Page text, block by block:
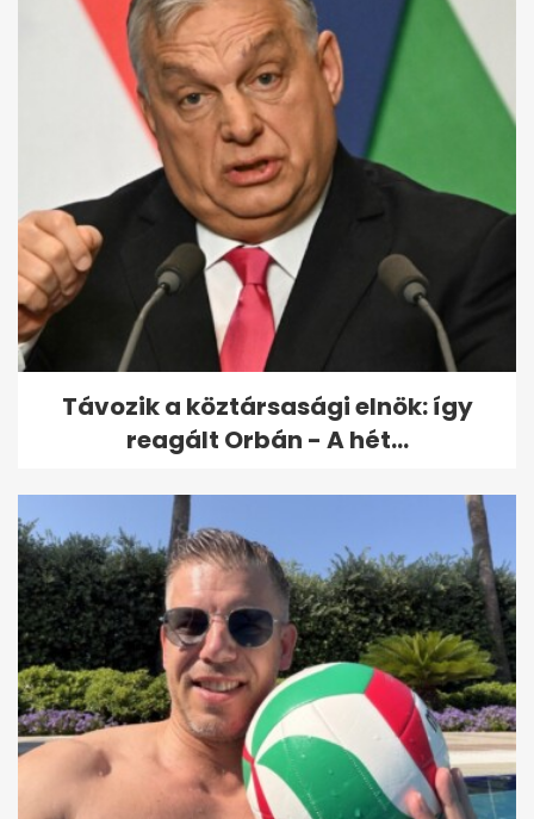
Videóval köszönte meg
Magyar Péter a szombati
tüntetést
Távozik a köztársasági elnök: így
reagált Orbán - A hét...